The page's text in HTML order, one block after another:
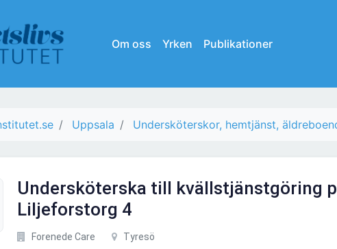
Om oss Yrken Publikationer
Uppsala Undersköterskor, hemtjänst,
Undersköterska till kvällstjänstgöring
Liljeforstorg 4
Forenede Care Tyresö